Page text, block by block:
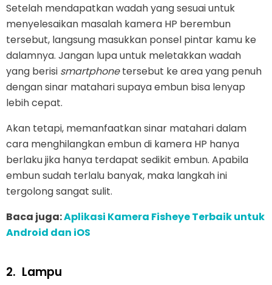
Setelah mendapatkan wadah yang sesuai untuk
menyelesaikan masalah kamera HP berembun
tersebut, langsung masukkan ponsel pintar kamu ke
dalamnya. Jangan lupa untuk meletakkan wadah
yang berisi smartphonetersebut ke area yang penuh
dengan sinar matahari supaya embun bisa lenyap
lebih cepat.
Akan tetapi, memanfaatkan sinar matahari dalam
cara menghilangkan embun di kamera HP hanya
berlaku jika hanya terdapat sedikit embun. Apabila
embun sudah terlalu banyak, maka langkah ini
tergolong sangat sulit.
Baca juga:Aplikasi Kamera Fisheye Terbaik untuk
Android dan iOS
2. Lampu